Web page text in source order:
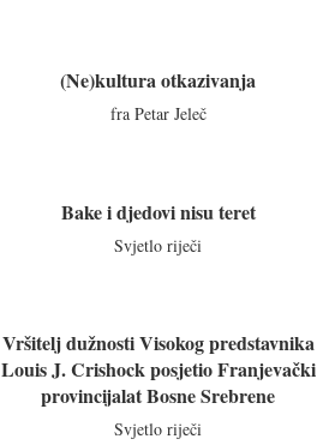
(Ne)kultura otkazivanja
fra Petar Jeleč
Bake i djedovi nisu teret
Svjetlo riječi
Vršitelj dužnosti Visokog predstavnika
Louis J. Crishock posjetio Franjevački
provincijalat Bosne Srebrene
Svjetlo riječi